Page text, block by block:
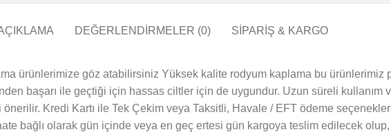
DEĞERLENDIRMELER (0) SİPARİŞ & KARGO
ürünlerimize göz atabilirsiniz Yüksek kalite rodyum kaplama bu ürünlerimiz
başarı ile geçtiği için hassas ciltler için de uygundur. Uzun süreli kullanım
Kredi Kartı ile Tek Çekim veya Taksitli, Havale / EFT ödeme
bağlı olarak gün içinde veya en geç ertesi gün kargoya teslim edilecek olup,